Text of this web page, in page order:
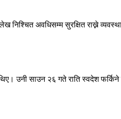
निश्चित अवधिसम्म सुरक्षित राख्ने
उनी साउन २६ गते राति स्वदेश